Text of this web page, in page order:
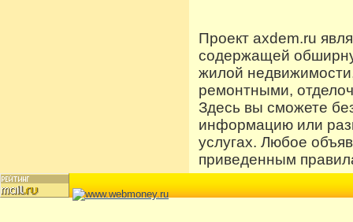
Проект axdem.ru
содержащей
жилой
ремонтными,
Здесь вы сможете
информацию или
услугах. Любое
приведенным